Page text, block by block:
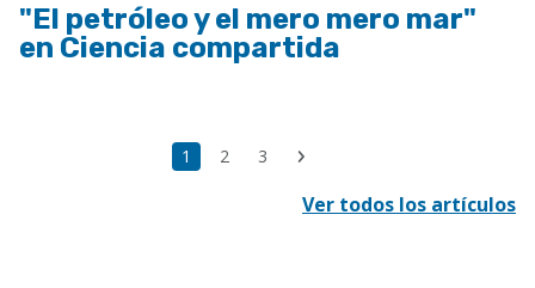
"El petróleo y el mero mero mar"
en Ciencia compartida
Página
1 Page
2 Page
3
Ver todos los artículos